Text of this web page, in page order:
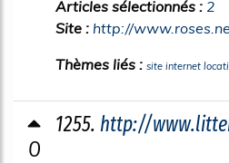
Articles sélectionnés : 2
Site : http://
Thèmes liés : site internet
0
1255. http://